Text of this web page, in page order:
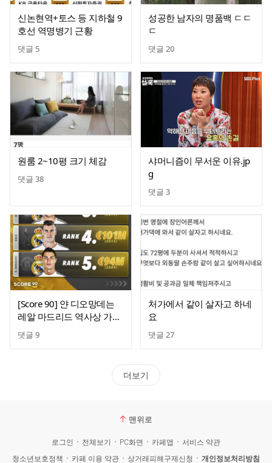
신논현역+토스 등 지하철 9
호선 역명병기 근황
댓글 5
성공한 남자의 명품백 ㄷㄷ
ㄷ
댓글 20
원룸 2~10평 크기 체감
댓글 38
샤머니즘이 무서운 이유.jp
g
댓글 3
[Score 90] 얀 디오망데는
레알 마드리드 역사상 가장
비싼 영입이 될 예정
댓글 9
처가에서 같이 살자고 하네
요
댓글 27
더보기
맨위로
로그인 전체보기 PC화면 카페앱
서비스 약관
청소년보호정책
카페 이용 약관 상거래피해구제신청 개인정보처리방침